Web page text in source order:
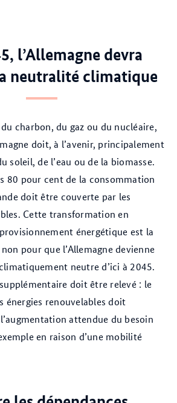
l’Allemagne devra
neutralité climatique
charbon, du gaz ou du nucléaire,
doit, à l’avenir, principalement
soleil, de l’eau ou de la biomasse.
80 pour cent de la consommation
doit être couverte par les
Cette transformation en
énergétique est la
pour que l’Allemagne devienne
neutre d’ici à 2045.
doit être relevé : le
énergies renouvelables doit
attendue du besoin
en raison d’une mobilité